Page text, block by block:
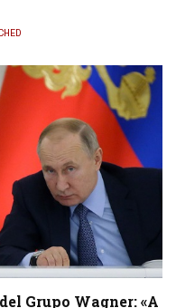
Grupo Wagner: «A